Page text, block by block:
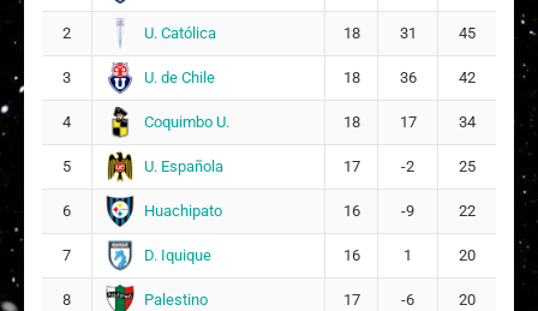
2 U. Católica 18 31 45
3 U. de Chile 18 36 42
4 Coquimbo U. 18 17 34
5 U. Española 17 -2 25
6 Huachipato 16 -9 22
7 D. Iquique 16 1 20
8 Palestino 17 -6 20